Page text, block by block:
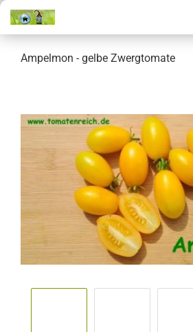
Ampelmon - gelbe Zwergtomate